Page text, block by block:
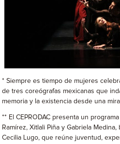
* Siempre es tiempo de mujeres
de tres coreógrafas mexicanas que
memoria y la existencia desde una
** El CEPRODAC presenta un
Ramírez, Xitlali Piña y Gabriela
Cecilia Lugo, que reúne juventud,